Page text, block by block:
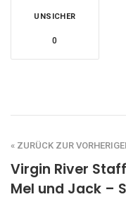
UNSICHER
0
« ZURÜCK ZUR
Virgin River
Mel und Jack –